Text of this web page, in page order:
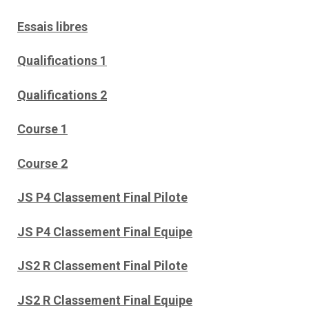
Essais libres
Qualifications 1
Qualifications 2
Course 1
Course 2
JS P4 Classement Final Pilote
JS P4 Classement Final Equipe
JS2 R Classement Final Pilote
JS2 R Classement Final Equipe